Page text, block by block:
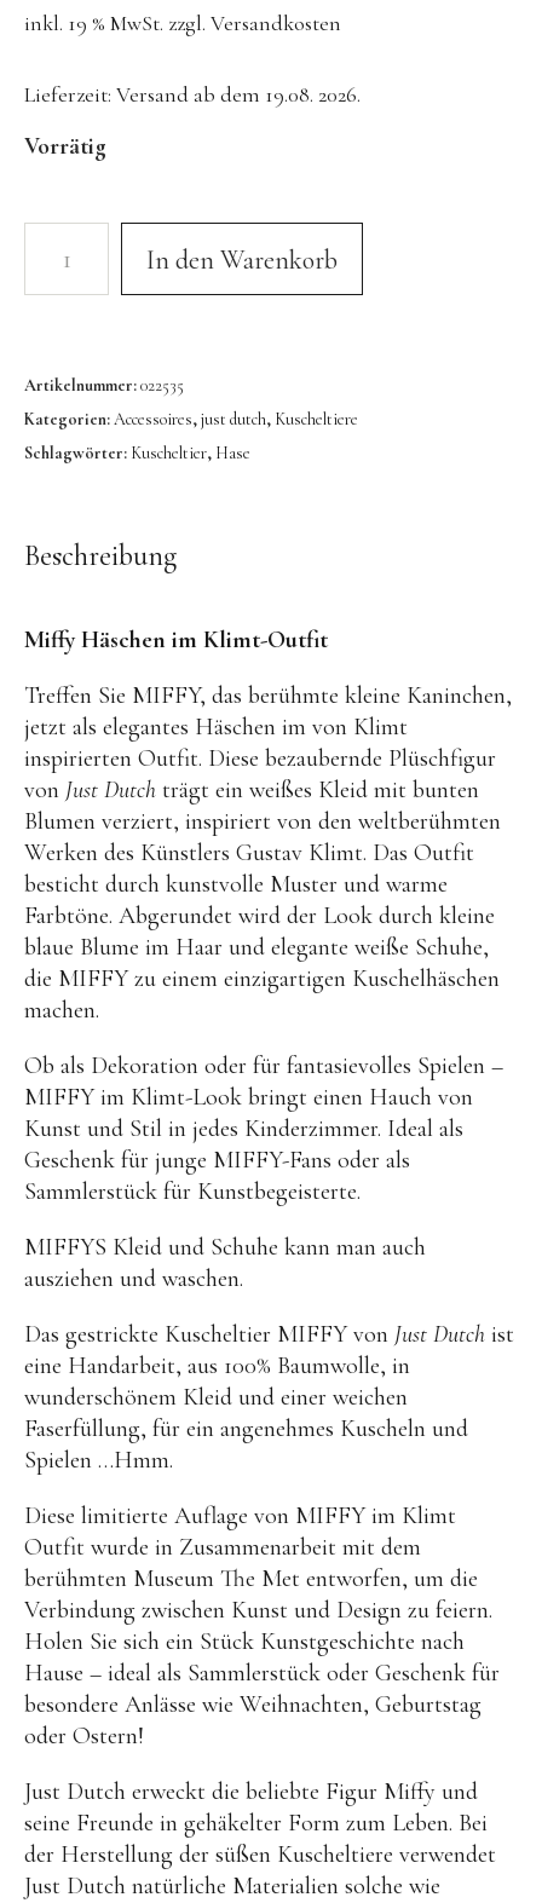
Konges Sløjd
LIEWOOD
MAVA Kinderuhren
MIKANU | Decken & Rasseln
MINI KYOMO | Kinderuhren
Mr MARIA | Leuchten
notthegirl | Seife & Kerzen
PLÜKT | Tees
Sköna Ting | Papeterie
studio ROOF | Bastel-Sets
YEYE Sonnenbrillen für Kinder
Telmas Botanica | Kerzen
the Munio | Duftkerzen & Seifen
TILDA Puppen
Spielen
Bücher
Kuscheltiere
Lernspiele
Holzspielzeug
Spielzeug aus dem Erzgebirge
WOODEN STORY
GRAPAT
RADUGA GREZ
lotes toys
Konges Sløjd
KUMI MOOD Spielkunst
BENA | Holzbausteine
Min Min Copenhagen
Orange toys
just dutch Kuscheltiere
HAPE Spielzeug
inkl. 19 % MwSt. zzgl. Versandkosten
Lieferzeit: Versand ab dem 19.08. 2026.
Vorrätig
In den Warenkorb
Artikelnummer:022535
Kategorien:Accessoires,just dutch, Kuscheltiere
Schlagwörter: Kuscheltier, Hase
Beschreibung
Miffy Häschen im Klimt-Outfit
Treffen Sie MIFFY, das berühmte kleine Kaninchen,
jetzt als elegantes Häschen im von Klimt
inspirierten Outfit. Diese bezaubernde Plüschfigur
von Just Dutch trägt ein weißes Kleid mit bunten
Blumen verziert, inspiriert von den weltberühmten
Werken des Künstlers Gustav Klimt. Das Outfit
besticht durch kunstvolle Muster und warme
Farbtöne. Abgerundet wird der Look durch kleine
blaue Blume im Haar und elegante weiße Schuhe,
die MIFFY zu einem einzigartigen Kuschelhäschen
machen.
Ob als Dekoration oder für fantasievolles Spielen –
MIFFY im Klimt-Look bringt einen Hauch von
Kunst und Stil in jedes Kinderzimmer. Ideal als
Geschenk für junge MIFFY-Fans oder als
Sammlerstück für Kunstbegeisterte.
MIFFYS Kleid und Schuhe kann man auch
ausziehen und waschen.
Das gestrickte Kuscheltier MIFFY von Just Dutch ist
eine Handarbeit, aus 100% Baumwolle, in
wunderschönem Kleid und einer weichen
Faserfüllung, für ein angenehmes Kuscheln und
Spielen …Hmm.
Diese limitierte Auflage von MIFFY im Klimt
Outfit wurde in Zusammenarbeit mit dem
berühmten Museum The Met entworfen, um die
Verbindung zwischen Kunst und Design zu feiern.
Holen Sie sich ein Stück Kunstgeschichte nach
Hause – ideal als Sammlerstück oder Geschenk für
besondere Anlässe wie Weihnachten, Geburtstag
oder Ostern!
Just Dutch erweckt die beliebte Figur Miffy und
seine Freunde in gehäkelter Form zum Leben. Bei
der Herstellung der süßen Kuscheltiere verwendet
Just Dutch natürliche Materialien solche wie